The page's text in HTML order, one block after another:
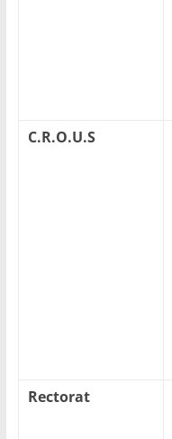
C.R.O.U.S
Rectorat